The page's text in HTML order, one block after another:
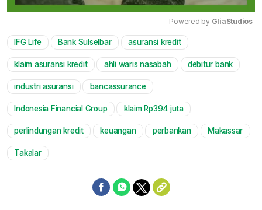
Powered by GliaStudios
IFG Life Bank Sulselbar asuransi kredit
klaim asuransi kredit ahli waris nasabah debitur bank
industri asuransi bancassurance
Indonesia Financial Group klaim Rp394 juta
perlindungan kredit keuangan perbankan Makassar
Takalar